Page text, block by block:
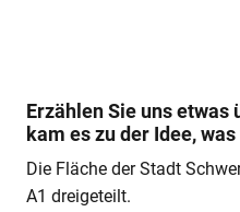
Erzählen Sie uns etwas
kam es zu der Idee,
Die Fläche der Stadt
A1 dreigeteilt.